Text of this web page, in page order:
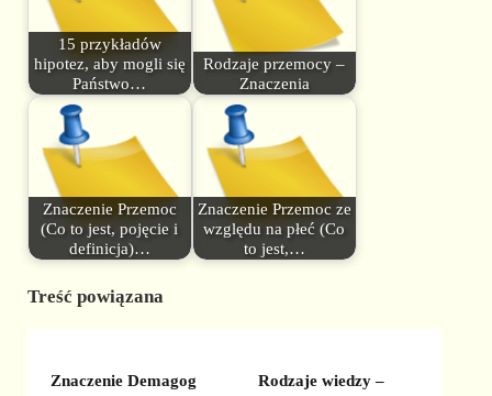
15 przykładów
hipotez, aby mogli się
Państwo…
Rodzaje przemocy –
Znaczenia
Znaczenie Przemoc
(Co to jest, pojęcie i
definicja)…
Znaczenie Przemoc ze
względu na płeć (Co
to jest,…
Treść powiązana
Znaczenie Demagog
Rodzaje wiedzy –